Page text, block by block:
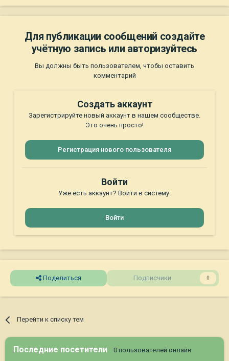
Для публикации сообщений создайте
учётную запись или авторизуйтесь
Вы должны быть пользователем, чтобы оставить
комментарий
Создать аккаунт
Зарегистрируйте новый аккаунт в нашем сообществе.
Это очень просто!
Регистрация нового пользователя
Войти
Уже есть аккаунт? Войти в систему.
Войти
Поделиться Подписчики 0
Перейти к списку тем
Последние посетители 0 пользователей онлайн